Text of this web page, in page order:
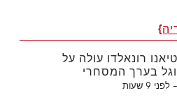
רונאלדו עולה על
בערך המסחרי
לפני 9 שעות